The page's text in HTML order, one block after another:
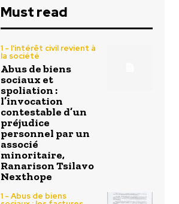
Must read
1 - l'intérêt civil revient à
la société
Abus de biens
sociaux et
spoliation :
l’invocation
contestable d’un
préjudice
personnel par un
associé
minoritaire,
Ranarison Tsilavo
Nexthope
1 - Abus de biens